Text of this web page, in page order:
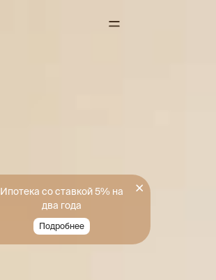
Ипотека со ставкой 5% на
два года
Подробнее